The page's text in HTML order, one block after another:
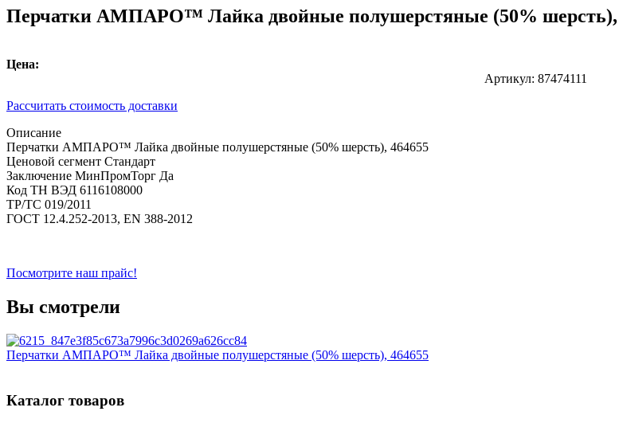
Перчатки АМПАРО™ Лайка двойные полушерстяные (50% шерсть),
Цена:
Артикул: 87474111
Рассчитать стоимость доставки
Описание
Перчатки АМПАРО™ Лайка двойные полушерстяные (50% шерсть), 464655
Ценовой сегмент Стандарт
Заключение МинПромТорг Да
Код ТН ВЭД 6116108000
ТР/ТС 019/2011
ГОСТ 12.4.252-2013, EN 388-2012
Посмотрите наш прайс!
Вы смотрели
Перчатки АМПАРО™ Лайка двойные полушерстяные (50% шерсть), 464655
Каталог товаров